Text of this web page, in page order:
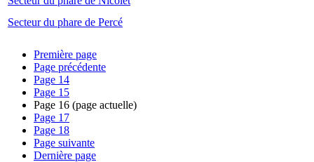
Secteur du phare de Percé
Première page
Page précédente
Page 14
Page 15
Page 16 (page actuelle)
Page 17
Page 18
Page suivante
Dernière page